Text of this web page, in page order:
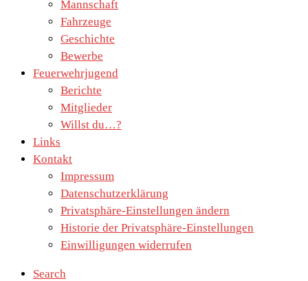
Mannschaft
Fahrzeuge
Geschichte
Bewerbe
Feuerwehrjugend
Berichte
Mitglieder
Willst du…?
Links
Kontakt
Impressum
Datenschutzerklärung
Privatsphäre-Einstellungen ändern
Historie der Privatsphäre-Einstellungen
Einwilligungen widerrufen
Search